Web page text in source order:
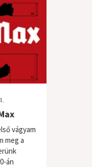
vágyam
meg a
án